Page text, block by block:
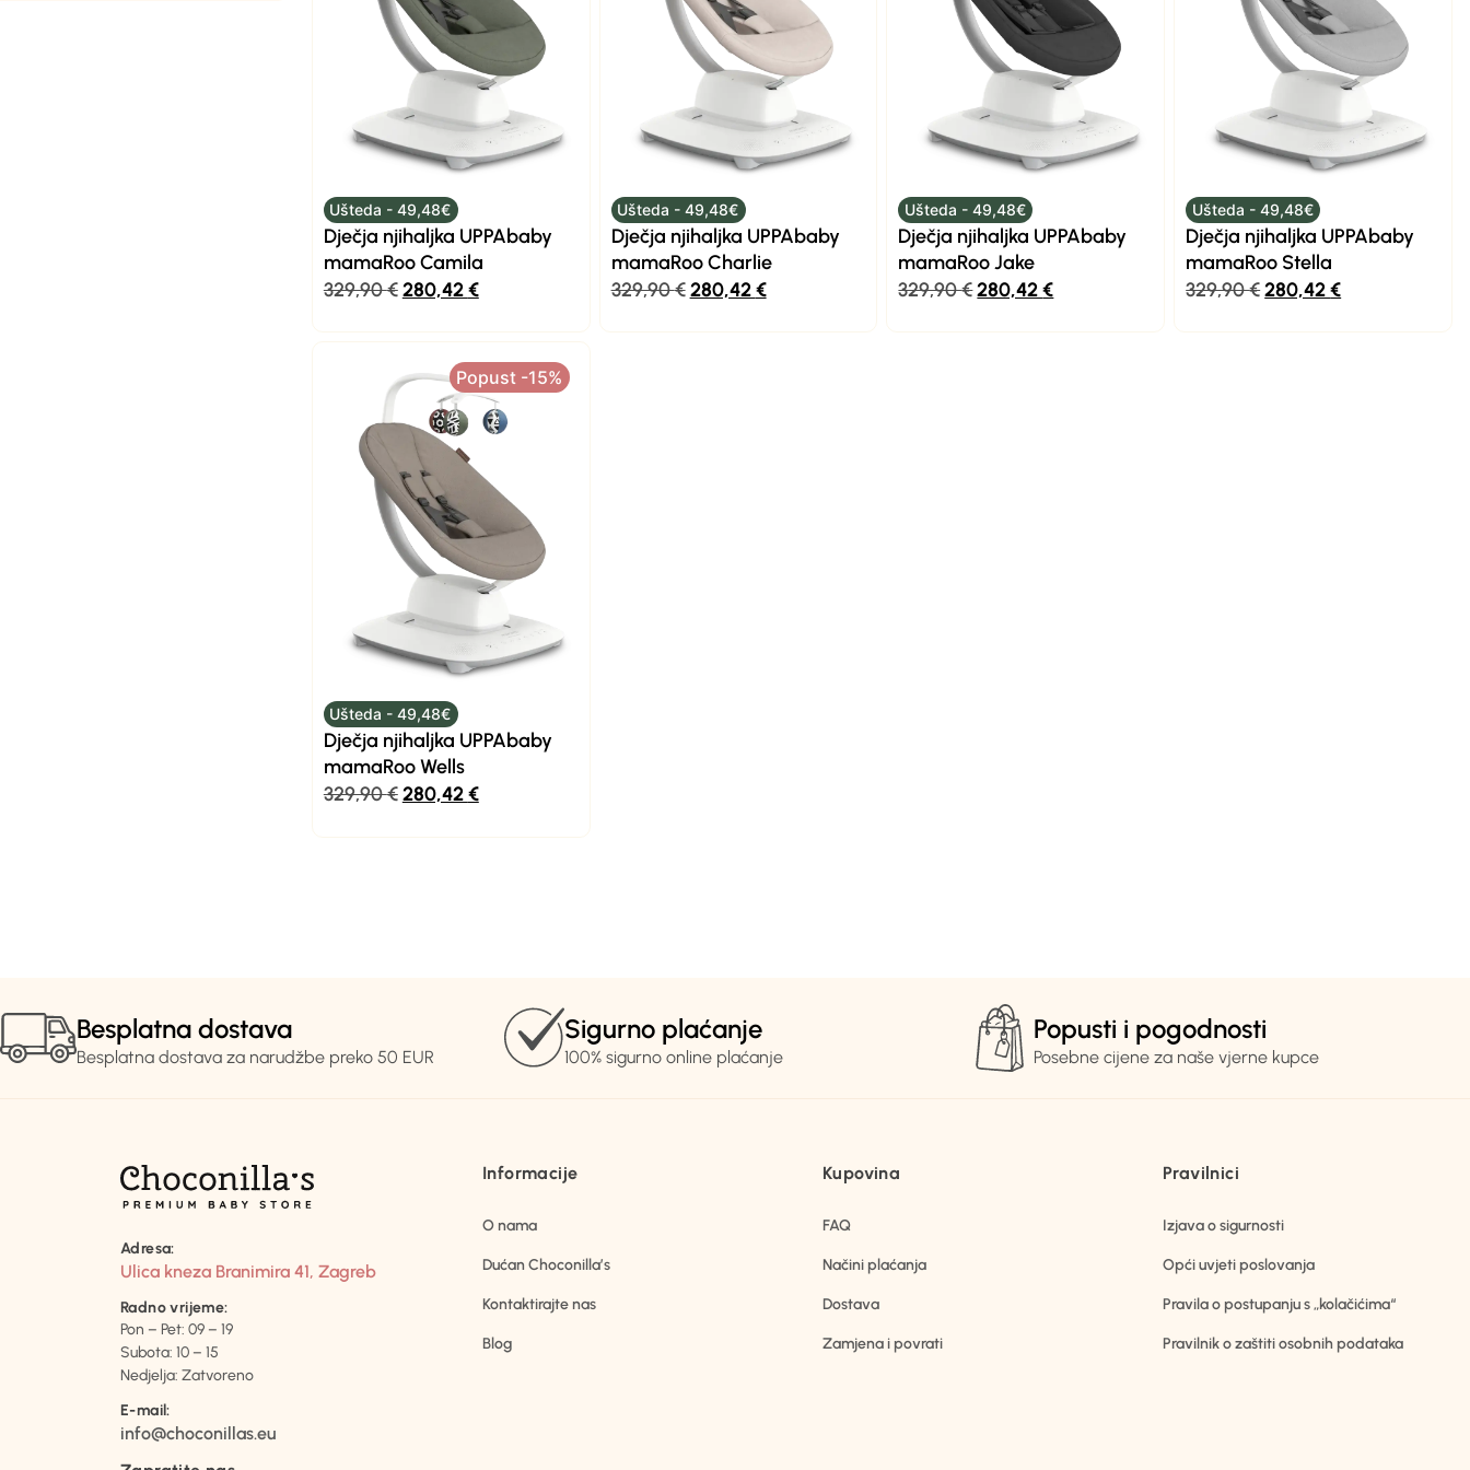
Ušteda - 49,48€
Dječja njihaljka UPPAbaby
mamaRoo Camila
329,90€280,42€
Ušteda - 49,48€
Dječja njihaljka UPPAbaby
mamaRoo Charlie
329,90€ 280,42€
Ušteda - 49,48€
Dječja njihaljka UPPAbaby
mamaRoo Jake
329,90€280,42€
Ušteda - 49,48€
Dječja njihaljka UPPAbaby
mamaRoo Stella
329,90€280,42€
Popust -15%
Ušteda - 49,48€
Dječja njihaljka UPPAbaby
mamaRoo Wells
329,90€280,42€
Besplatna dostava
Besplatna dostava za narudžbe preko 50 EUR
Sigurno plaćanje
100% sigurno online plaćanje
Popusti i pogodnosti
Posebne cijene za naše vjerne kupce
Adresa:
Ulica kneza Branimira 41, Zagreb
Radno vrijeme:
Pon – Pet: 09 – 19
Subota: 10 – 15
Nedjelja: Zatvoreno
E-mail:
info@choconillas.eu
Informacije
O nama
Dućan Choconilla’s
Kontaktirajte nas
Blog
Kupovina
FAQ
Načini plaćanja
Dostava
Zamjena i povrati
Pravilnici
Izjava o sigurnosti
Opći uvjeti poslovanja
Pravila o postupanju s „kolačićima“
Pravilnik o zaštiti osobnih podataka